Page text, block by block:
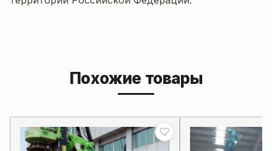
Похожие товары